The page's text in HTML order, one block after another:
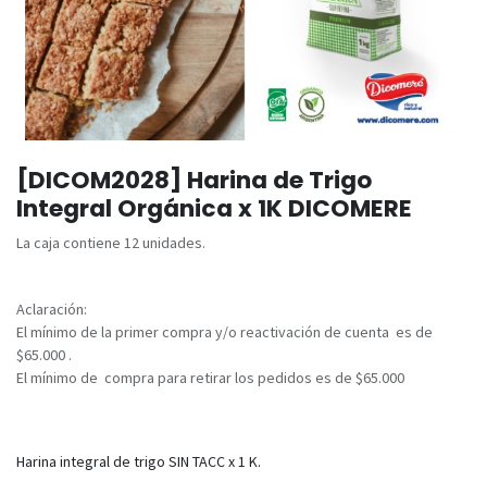
[DICOM2028] Harina de Trigo
Integral Orgánica x 1K DICOMERE
La caja contiene 12 unidades.
Aclaración:
El mínimo de la primer compra y/o reactivación de cuenta es de
$65.000 .
El mínimo de compra para retirar los pedidos es de $65.000
Harina integral de trigo SIN TACC x 1 K.